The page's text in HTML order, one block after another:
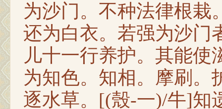
为沙门。不种法律根栽
还为白衣。若强为沙门
儿十一行养护。其能使
为知色。知相。摩刷。
逐水草。[(殼-一)/牛]知